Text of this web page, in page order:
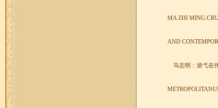
MA ZHI
AND
马志明：游弋在